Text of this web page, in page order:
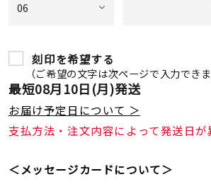
価格
在庫 在庫ありのみ
刻印を希望する
（ご希望の文字は次ページで入力できま
最短08月10日(月)発送
お届け予定日について ＞
支払方法・注文内容によって発送日が
＜メッセージカードについて＞